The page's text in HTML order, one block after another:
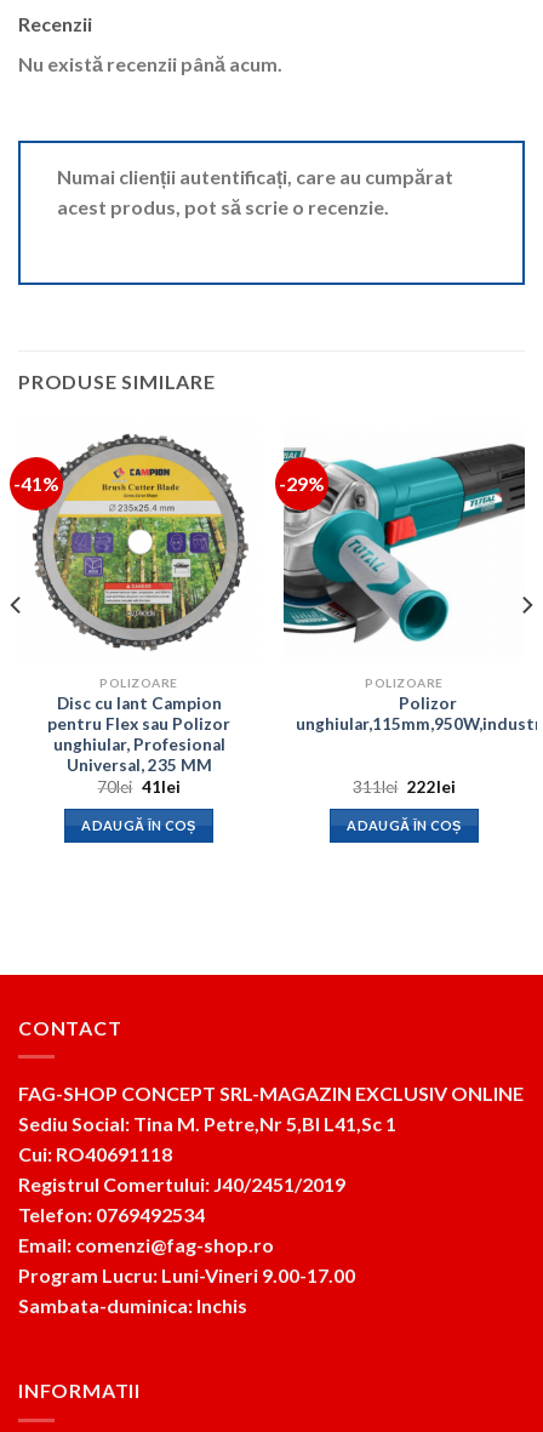
Recenzii
Nu există recenzii până acum.
Numai clienții autentificați, care au cumpărat
acest produs, pot să scrie o recenzie.
PRODUSE SIMILARE
-41%
POLIZOARE
Disc cu lant Campion
pentru Flex sau Polizor
unghiular, Profesional
Universal, 235 MM
70lei Prețul
a
fost:
70lei.
41leiPrețul
este:
41lei.
ADAUGĂ ÎN COȘ
-29%
POLIZOARE
Polizor
311lei Prețul
a
fost:
311lei.
222leiPrețul
este:
222lei.
ADAUGĂ ÎN COȘ
CONTACT
FAG-SHOP CONCEPT SRL-MAGAZIN EXCLUSIV ONLINE
Sediu Social: Tina M. Petre,Nr 5,Bl L41,Sc 1
Cui: RO40691118
Registrul Comertului: J40/2451/2019
Telefon: 0769492534
Email: comenzi@fag-shop.ro
Program Lucru: Luni-Vineri 9.00-17.00
Sambata-duminica: Inchis
INFORMATII